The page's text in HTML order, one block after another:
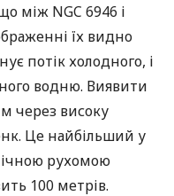
між NGC 6946 і
їх видно
потік холодного, і
водню. Виявити
через високу
Це найбільший у
рухомою
100 метрів.